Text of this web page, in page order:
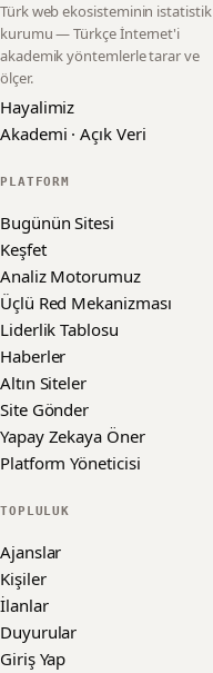
Türk web ekosisteminin istatistik
kurumu — Türkçe İnternet'i
akademik yöntemlerle tarar ve
ölçer.
Hayalimiz
Akademi · Açık Veri
PLATFORM
Bugünün Sitesi
Keşfet
Analiz Motorumuz
Üçlü Red Mekanizması
Liderlik Tablosu
Haberler
Altın Siteler
Site Gönder
Yapay Zekaya Öner
Platform Yöneticisi
TOPLULUK
Ajanslar
Kişiler
İlanlar
Duyurular
Giriş Yap